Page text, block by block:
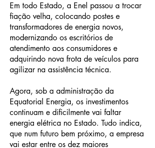
Em todo Estado, a Enel passou a trocar
fiação velha, colocando postes e
transformadores de energia novos,
modernizando os escritórios de
atendimento aos consumidores e
adquirindo nova frota de veículos para
agilizar na assistência técnica.
Agora, sob a administração da
Equatorial Energia, os investimentos
continuam e dificilmente vai faltar
energia elétrica no Estado. Tudo indica,
que num futuro bem próximo, a empresa
vai estar entre os dez maiores